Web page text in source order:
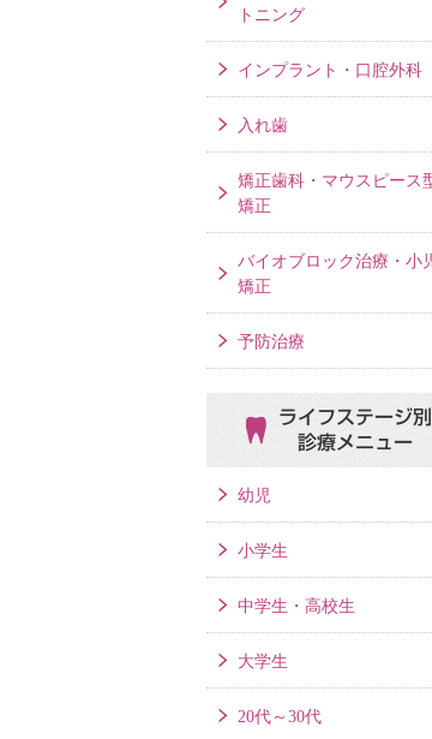
トニング
インプラント・口腔外科
入れ歯
矯正歯科・マウスピース
矯正
バイオブロック治療・小
矯正
予防治療
ライフステージ別
診療メニュー
幼児
小学生
中学生・高校生
大学生
20代～30代